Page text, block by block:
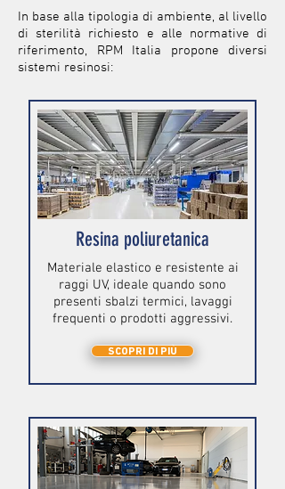
In base alla tipologia di ambiente, al livello
di sterilità richiesto e alle normative di
riferimento, RPM Italia propone diversi
sistemi resinosi:
Resina poliuretanica
Materiale elastico e resistente ai
raggi UV, ideale quando sono
presenti sbalzi termici, lavaggi
frequenti o prodotti aggressivi.
SCOPRI DI PIÙ